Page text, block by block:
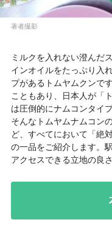
著者撮影
ミルクを入れない澄んだ
インオイルをたっぷり入
プがあるトムヤムクンで
こともあり、日本人が「
は圧倒的にナムコンタイ
そんなトムヤムナムコン
ど、すべてにおいて「絶
の一品をご紹介します。
アクセスできる立地の良